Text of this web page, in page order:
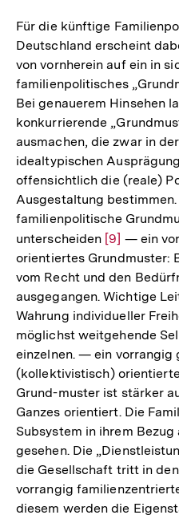
Für die künftige
Deutschland erscheint
von vornherein auf ein in
familienpolitisches
Bei genauerem Hinsehen
konkurrierende
ausmachen, die zwar in
idealtypischen
offensichtlich die (reale)
Ausgestaltung
familienpolitische
unterscheiden Zur
Auflösung
der
Fußnote
[9] — ein
orientiertes Grundmuster:
vom Recht und den
ausgegangen. Wichtige
Wahrung individueller
möglichst weitgehende
einzelnen. — ein
(kollektivistisch)
Grund-muster ist stärker
Ganzes orientiert. Die
Subsystem in ihrem
gesehen. Die
die Gesellschaft tritt in
vorrangig
diesem werden die